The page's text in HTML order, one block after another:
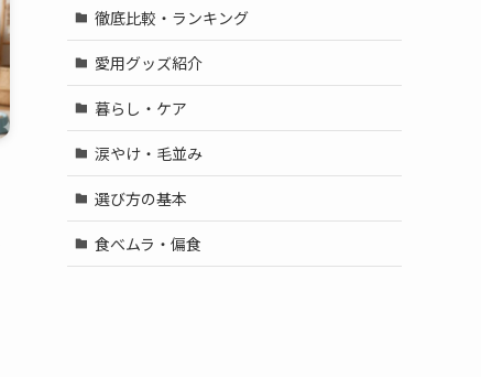
徹底比較・ランキング
愛用グッズ紹介
暮らし・ケア
涙やけ・毛並み
選び方の基本
食べムラ・偏食